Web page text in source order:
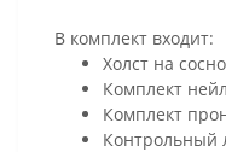
В комплект входит:
Холст на
Комплект
Комплект
Контрольный